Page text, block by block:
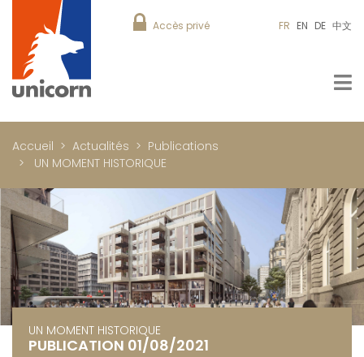
Accès privé FR EN DE 中文
Accueil Actualités
Publications
UN MOMENT HISTORIQUE
UN MOMENT HISTORIQUE
PUBLICATION 01/08/2021